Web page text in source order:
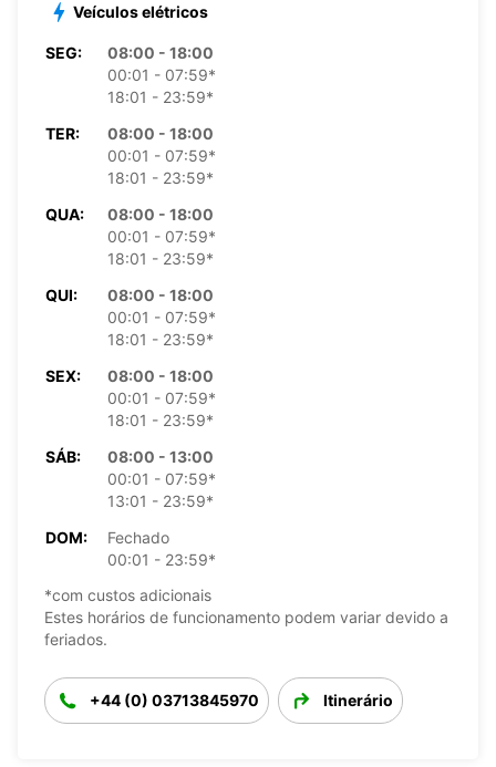
Veículos elétricos
SEG:
08:00 - 18:00
00:01 - 07:59*
18:01 - 23:59*
TER:
08:00 - 18:00
00:01 - 07:59*
18:01 - 23:59*
QUA:
08:00 - 18:00
00:01 - 07:59*
18:01 - 23:59*
QUI:
08:00 - 18:00
00:01 - 07:59*
18:01 - 23:59*
SEX:
08:00 - 18:00
00:01 - 07:59*
18:01 - 23:59*
SÁB:
08:00 - 13:00
00:01 - 07:59*
13:01 - 23:59*
DOM:
Fechado
00:01 - 23:59*
*com custos adicionais
Estes horários de funcionamento podem variar devido a
feriados.
+44 (0) 03713845970 Itinerário